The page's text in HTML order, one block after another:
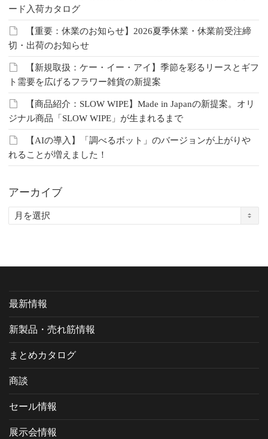
ード入荷カタログ
【重要：休業のお知らせ】2026夏季休業・休業前受注締
切・出荷のお知らせ
【新規取扱：ケー・イー・アイ】季節を彩るリースとギフ
ト需要を広げるフラワー雑貨の新提案
【商品紹介：SLOW WIPE】Made in Japanの新提案。オリ
ジナル商品「SLOW WIPE」が生まれるまで
【AIの導入】「調べるボット」のバージョンが上がりや
れることが増えました！
アーカイブ
ア
最新情報
新製品・売れ筋情報
まとめカタログ
商談
セール情報
展示会情報